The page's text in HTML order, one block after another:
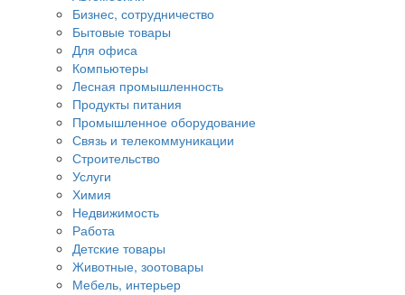
Бизнес, сотрудничество
Бытовые товары
Для офиса
Компьютеры
Лесная промышленность
Продукты питания
Промышленное оборудование
Связь и телекоммуникации
Строительство
Услуги
Химия
Недвижимость
Работа
Детские товары
Животные, зоотовары
Мебель, интерьер